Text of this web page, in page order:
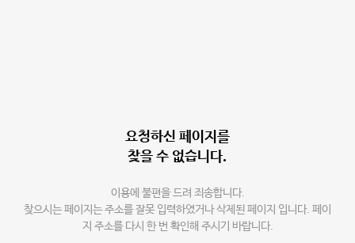
요청하신 페이지를
찾을 수 없습니다.
이용에 불편을 드려 죄송합니다.
찾으시는 페이지는 주소를 잘못 입력하였거나 삭제된 페이지 입니다. 페이
지 주소를 다시 한 번 확인해 주시기 바랍니다.